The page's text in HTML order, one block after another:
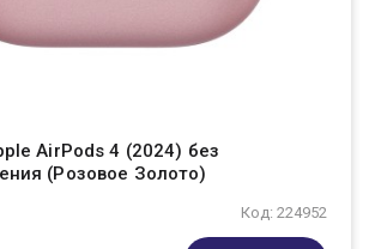
AirPods 4 (2024) без
(Розовое Золото)
Код: 224952